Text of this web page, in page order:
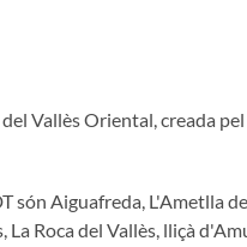
Vallès Oriental, creada
són Aiguafreda, L'Ametlla
La Roca del Vallès, lliçà